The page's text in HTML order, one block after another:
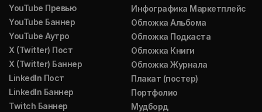
YouTube Превью
YouTube Баннер
YouTube Аутро
X (Twitter) Пост
X (Twitter) Баннер
LinkedIn Пост
LinkedIn Баннер
Twitch Баннер
Инфографика Маркетплейс
Обложка Альбома
Обложка Подкаста
Обложка Книги
Обложка Журнала
Плакат (постер)
Портфолио
Мудборд